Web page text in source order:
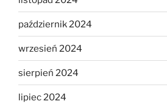
październik 2024
wrzesień 2024
sierpień 2024
lipiec 2024